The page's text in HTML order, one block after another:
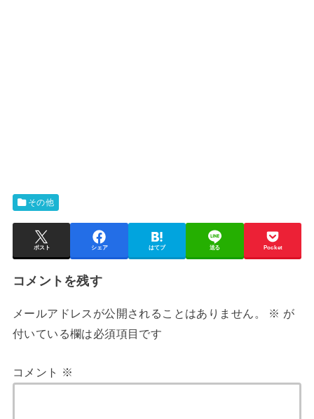
その他
ポスト シェア はてブ 送る Pocket
コメントを残す
メールアドレスが公開されることはありません。 ※ が
付いている欄は必須項目です
コメント ※